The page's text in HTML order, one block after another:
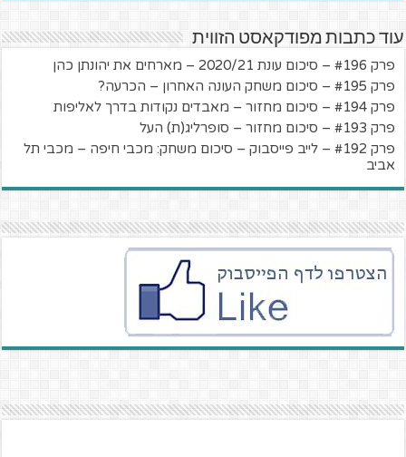
עוד כתבות מפודקאסט הזווית
פרק #196 – סיכום עונת 2020/21 – מארחים את יהונתן כהן
פרק #195 – סיכום משחק העונה האחרון – הכרעה?
פרק #194 – סיכום מחזור – מאבדים נקודות בדרך לאליפות
פרק #193 – סיכום מחזור – סופרליג(ת) העל
פרק #192 – לייב פייסבוק – סיכום משחק: מכבי חיפה – מכבי תל
אביב